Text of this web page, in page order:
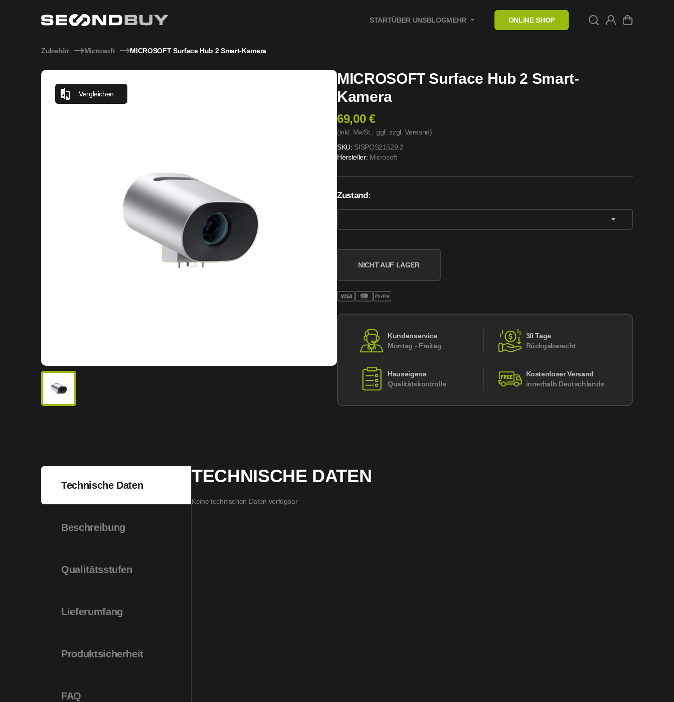
STARTÜBER UNSBLOGMEHR ONLINE SHOP
Zubehör Microsoft MICROSOFT Surface Hub 2 Smart-Kamera
Vergleichen
MICROSOFT Surface Hub 2 Smart-
Kamera
69,00 €
(inkl. MwSt., ggf. zzgl. Versand)
SKU: SISPOS21529.2
Hersteller: Microsoft
Zustand:
NICHT AUF LAGER
Kundenservice
Montag - Freitag
30 Tage
Rückgaberecht
Hauseigene
Qualitätskontrolle
Kostenloser Versand
innerhalb Deutschlands
Technische Daten
Beschreibung
Qualitätsstufen
Lieferumfang
Produktsicherheit
FAQ
TECHNISCHE DATEN
Keine technischen Daten verfügbar